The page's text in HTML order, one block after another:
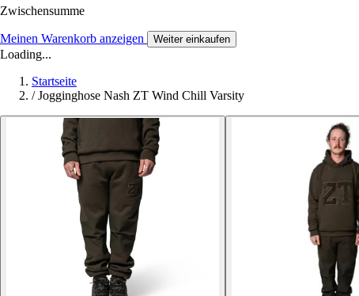
Zwischensumme
Meinen Warenkorb anzeigen Weiter einkaufen
Loading...
Startseite
/ Jogginghose Nash ZT Wind Chill Varsity